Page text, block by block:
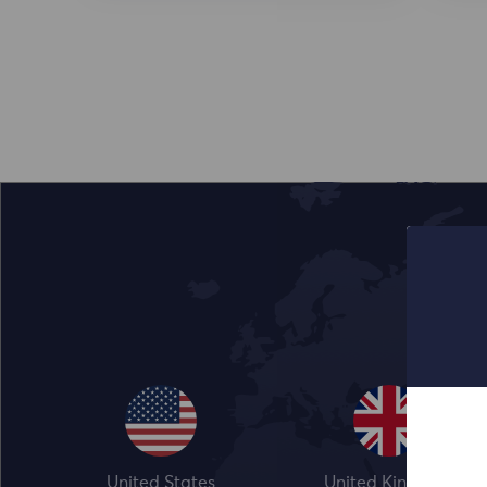
United States United Kingdom